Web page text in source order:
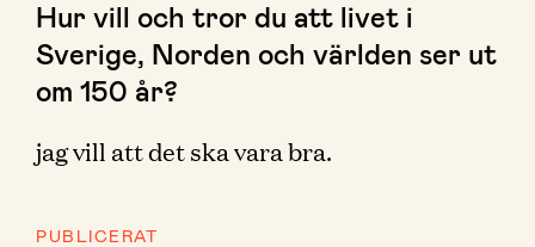
Hur vill och tror du att livet i
Sverige, Norden och världen ser ut
om 150 år?
jag vill att det ska vara bra.
PUBLICERAT